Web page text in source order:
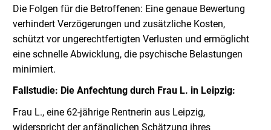
Die Folgen für die Betroffenen: Eine genaue Bewertung
verhindert Verzögerungen und zusätzliche Kosten,
schützt vor ungerechtfertigten Verlusten und ermöglicht
eine schnelle Abwicklung, die psychische Belastungen
minimiert.
Fallstudie: Die Anfechtung durch Frau L. in Leipzig:
Frau L., eine 62-jährige Rentnerin aus Leipzig,
widerspricht der anfänglichen Schätzung ihres